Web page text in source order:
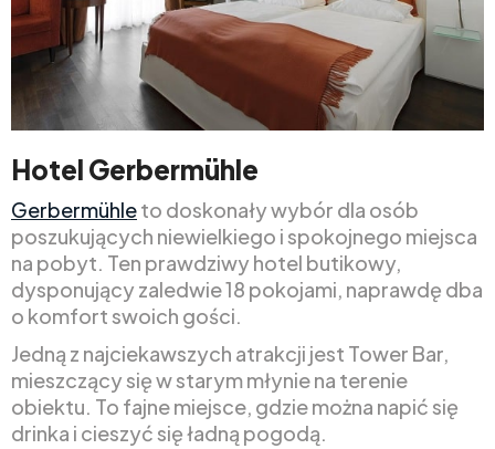
Hotel Gerbermühle
Gerbermühleto doskonały wybór dla osób
poszukujących niewielkiego i spokojnego miejsca
na pobyt. Ten prawdziwy hotel butikowy,
dysponujący zaledwie 18 pokojami, naprawdę dba
o komfort swoich gości.
Jedną z najciekawszych atrakcji jest Tower Bar,
mieszczący się w starym młynie na terenie
obiektu. To fajne miejsce, gdzie można napić się
drinka i cieszyć się ładną pogodą.